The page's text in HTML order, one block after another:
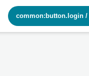
common:button.login /